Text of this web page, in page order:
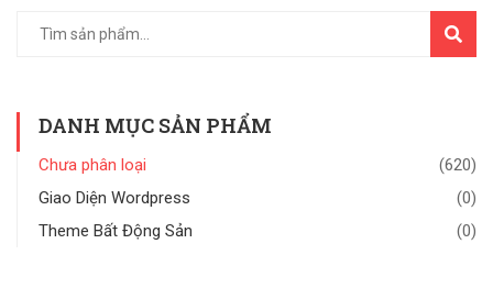
TÌM
DANH MỤC SẢN PHẨM
Chưa phân loại
(620)
Giao Diện Wordpress
(0)
Theme Bất Động Sản
(0)